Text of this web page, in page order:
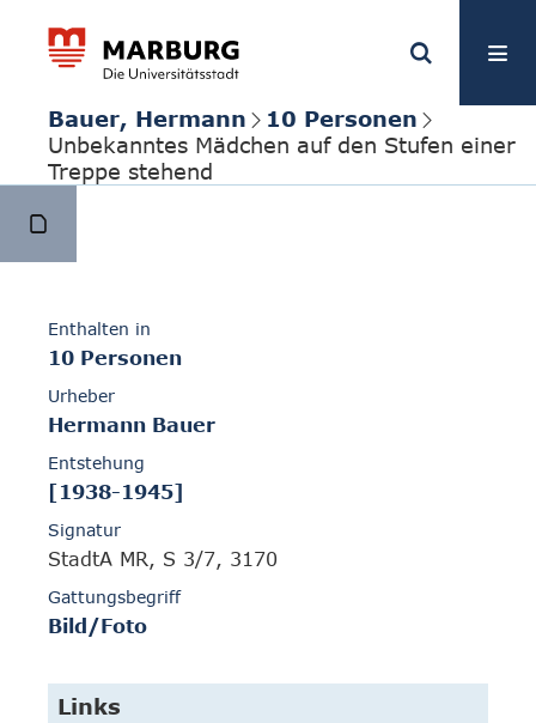
Bauer, Hermann
10 Personen
Unbekanntes Mädchen auf den Stufen einer
Treppe stehend
Enthalten in
10 Personen
Urheber
Hermann Bauer
Entstehung
[1938-1945]
Signatur
StadtA MR, S 3/7, 3170
Gattungsbegriff
Bild/Foto
Links